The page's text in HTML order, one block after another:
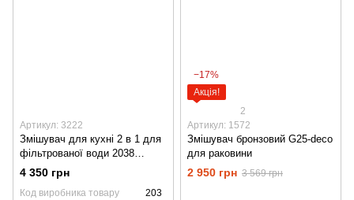
Артикул: 3222
Змішувач для кухні 2 в 1 для
фільтрованої води 2038
бронза
4 350 грн
Код виробника товару
203
−17%
Акція!
2
Артикул: 1572
Змішувач бронзовий G25-deco
для раковини
2 950 грн 3 569 грн